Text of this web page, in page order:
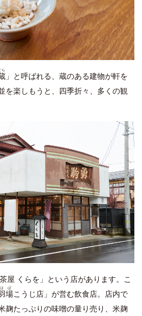
ら
」と呼ばれる、蔵のある建物が軒を
を楽しもうと、四季折々、多くの観
屋 くらを」という店があります。こ
場
はば
こうじ店」が営む飲食店。店内で
麹たっぷりの味噌の量り売り、米麹